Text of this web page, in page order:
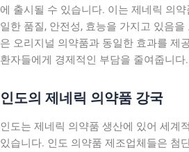
에 출시될 수 있습니다. 이는 제네릭 의
일한 품질, 안전성, 효능을 가지고 있음
은 오리지널 의약품과 동일한 효과를 제
환자들에게 경제적인 부담을 줄여줍니다.
인도의 제네릭 의약품 강국
인도는 제네릭 의약품 생산에 있어 세계
있습니다. 인도 의약품 제조업체들은 첨